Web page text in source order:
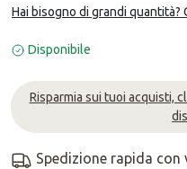
Hai bisogno di grandi quantità?
Disponibile
Risparmia sui tuoi acquisti,
Spedizione rapida